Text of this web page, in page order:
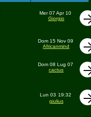
Mer 07 Apr 10
Giorgio
Dom 15 Nov 09
Africanmind
Dom 08 Lug 07
cactus
Lun 03 19:32
giulius